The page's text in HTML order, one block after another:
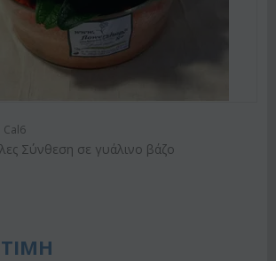
Cal6
Σύνθεση σε γυάλινο βάζο